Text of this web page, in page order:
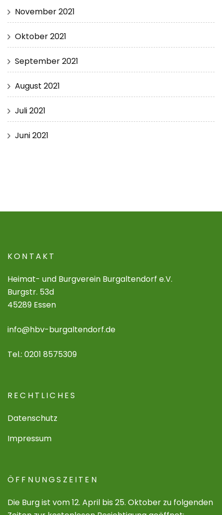
November 2021
Oktober 2021
September 2021
August 2021
Juli 2021
Juni 2021
KONTAKT
Heimat- und Burgverein Burgaltendorf e.V.
Burgstr. 53d
45289 Essen
info@hbv-burgaltendorf.de
Tel.: 0201 8575309
RECHTLICHES
Datenschutz
Impressum
ÖFFNUNGSZEITEN
Die Burg ist vom 12. April bis 25. Oktober zu folgenden